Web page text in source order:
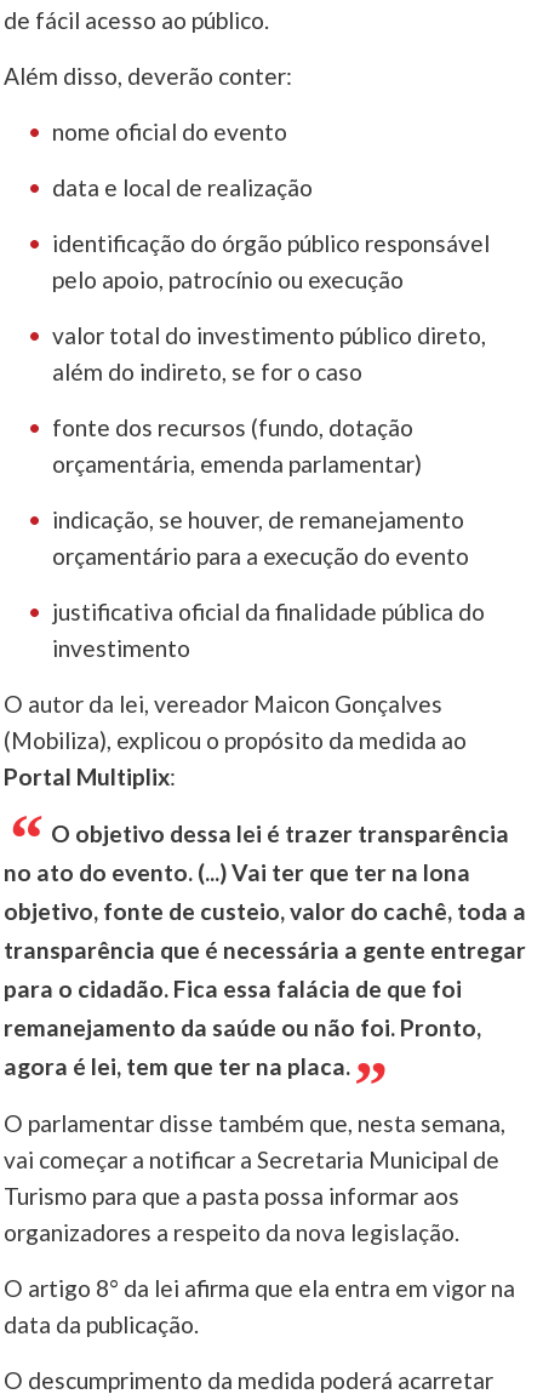
de fácil acesso ao público.
Além disso, deverão conter:
nome oficial do evento
data e local de realização
identificação do órgão público responsável
pelo apoio, patrocínio ou execução
valor total do investimento público direto,
além do indireto, se for o caso
fonte dos recursos (fundo, dotação
orçamentária, emenda parlamentar)
indicação, se houver, de remanejamento
orçamentário para a execução do evento
justificativa oficial da finalidade pública do
investimento
O autor da lei, vereador Maicon Gonçalves
(Mobiliza), explicou o propósito da medida ao
Portal Multiplix:
O objetivo dessa lei é trazer transparência
no ato do evento. (...) Vai ter que ter na lona
objetivo, fonte de custeio, valor do cachê, toda a
transparência que é necessária a gente entregar
para o cidadão. Fica essa falácia de que foi
remanejamento da saúde ou não foi. Pronto,
agora é lei, tem que ter na placa.
O parlamentar disse também que, nesta semana,
vai começar a notificar a Secretaria Municipal de
Turismo para que a pasta possa informar aos
organizadores a respeito da nova legislação.
O artigo 8° da lei afirma que ela entra em vigor na
data da publicação.
O descumprimento da medida poderá acarretar